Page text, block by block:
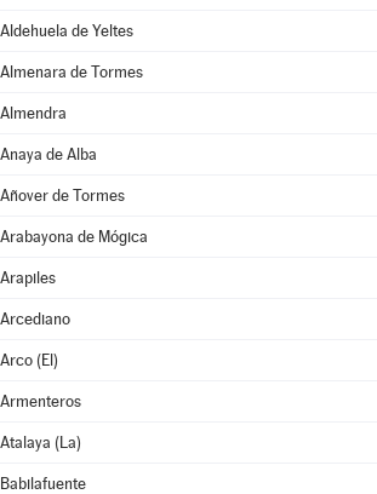
Aldehuela de Yeltes
Almenara de Tormes
Almendra
Anaya de Alba
Añover de Tormes
Arabayona de Mógica
Arapiles
Arcediano
Arco (El)
Armenteros
Atalaya (La)
Babilafuente